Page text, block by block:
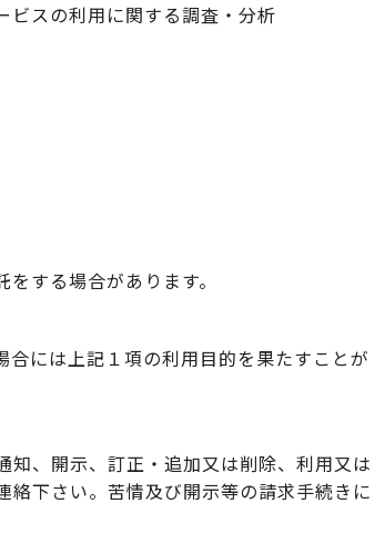
ビスの利用に関する調査・分析
する場合があります。
には上記１項の利用目的を果たすことが
、開示、訂正・追加又は削除、利用又は
下さい。苦情及び開示等の請求手続きに